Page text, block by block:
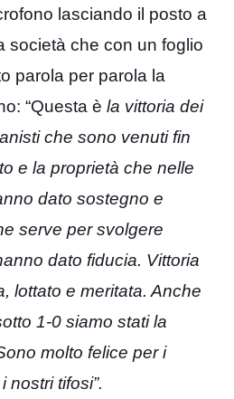
lasciando il posto a
società che con un foglio
parola per parola la
“Questa è la vittoria dei
che sono venuti fin
e la proprietà che nelle
dato sostegno e
serve per svolgere
dato fiducia. Vittoria
lottato e meritata. Anche
1-0 siamo stati la
molto felice per i
nostri tifosi”.